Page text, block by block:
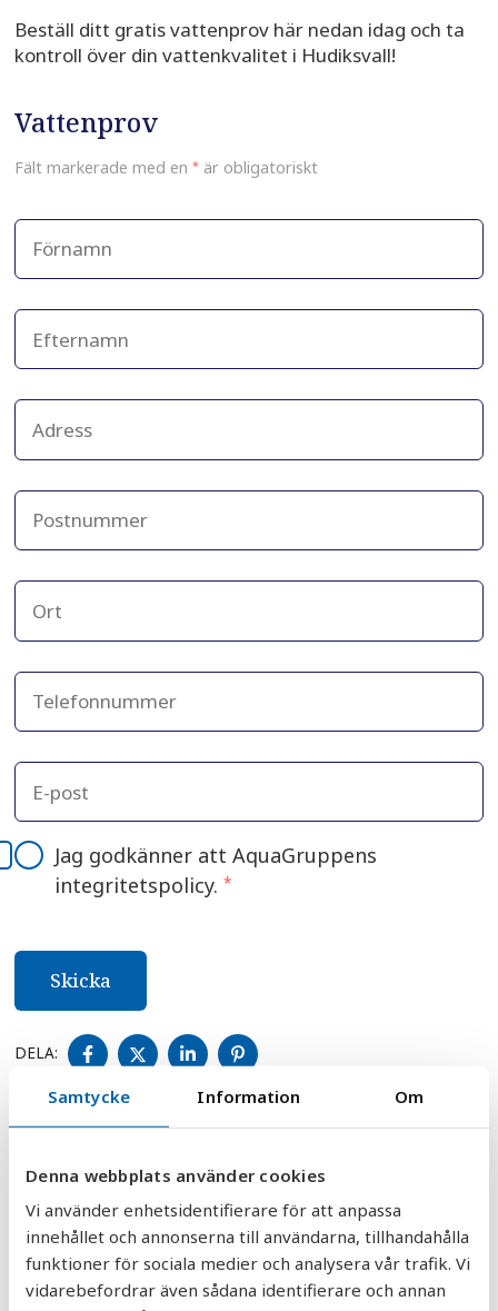
Samtycke Information Om
Denna webbplats använder cookies
Vi använder enhetsidentifierare för att anpassa
innehållet och annonserna till användarna, tillhandahålla
funktioner för sociala medier och analysera vår trafik. Vi
vidarebefordrar även sådana identifierare och annan
Beställ ditt gratis vattenprov här nedan idag och ta
kontroll över din vattenkvalitet i Hudiksvall!
Vattenprov
Fält markerade med en *är obligatoriskt
Jag godkänner att AquaGruppens
integritetspolicy. *
DELA:
DELA
PÅ
DELA
PÅ
DELA
PÅ
DELA
PÅ
30 000+ vattenfilter sålda